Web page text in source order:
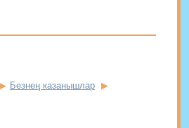
Безнең казанышлар